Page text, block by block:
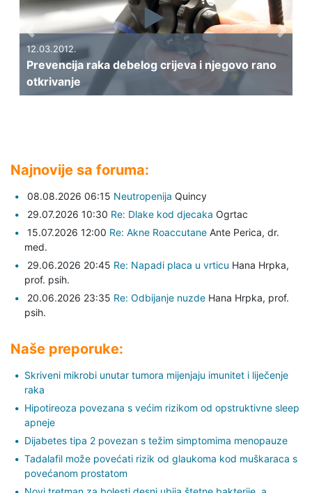
12.03.2012.
Prevencija raka debelog crijeva i njegovo rano
otkrivanje
Previous Next
Najnovije sa foruma:
08.08.2026 06:15 Neutropenija Quincy
29.07.2026 10:30 Re: Dlake kod djecaka Ogrtac
15.07.2026 12:00 Re: Akne Roaccutane Ante Perica, dr.
med.
29.06.2026 20:45 Re: Napadi placa u vrticu Hana Hrpka,
prof. psih.
20.06.2026 23:35 Re: Odbijanje nuzde Hana Hrpka, prof.
psih.
Naše preporuke:
Skriveni mikrobi unutar tumora mijenjaju imunitet i liječenje
raka
Hipotireoza povezana s većim rizikom od opstruktivne sleep
apneje
Dijabetes tipa 2 povezan s težim simptomima menopauze
Tadalafil može povećati rizik od glaukoma kod muškaraca s
povećanom prostatom